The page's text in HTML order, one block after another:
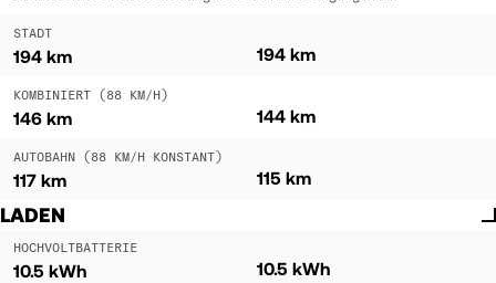
STADT
194 km 194 km
KOMBINIERT (88 KM/H)
146 km 144 km
AUTOBAHN (88 KM/H KONSTANT)
117 km 115 km
LADEN
HOCHVOLTBATTERIE
10.5 kWh 10.5 kWh